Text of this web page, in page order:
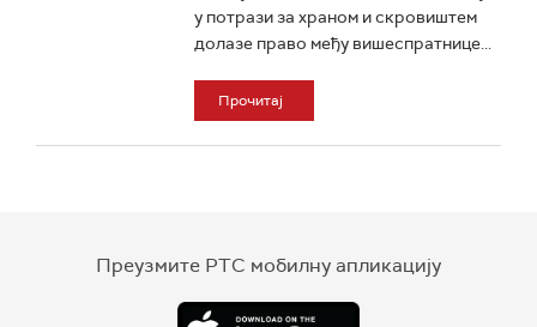
у потрази за храном и скровиштем
долазе право међу вишеспратнице...
Прочитај
Преузмите РТС мобилну апликацију